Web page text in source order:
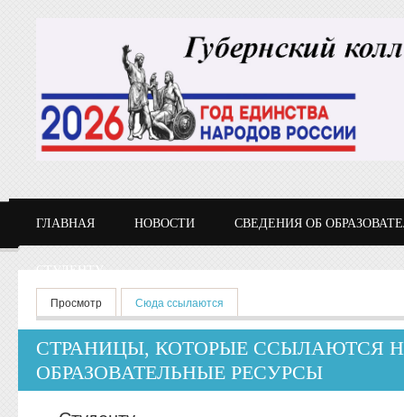
ГЛАВНАЯ НОВОСТИ СВЕДЕНИЯ ОБ
СТУДЕНТУ
Главные вкладки
Просмотр Сюда ссылаются
СТРАНИЦЫ, КОТОРЫЕ ССЫЛАЮТСЯ
ОБРАЗОВАТЕЛЬНЫЕ РЕСУРСЫ